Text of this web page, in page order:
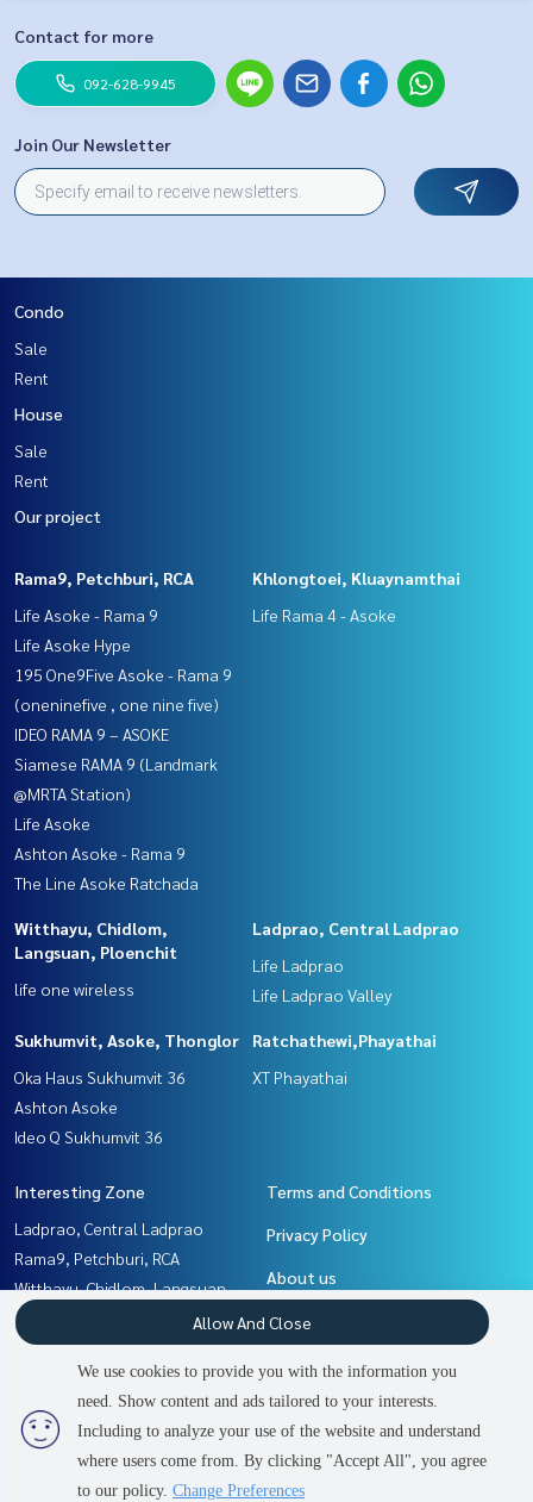
2 people are viewing
Contact us
Contact for more
092-628-9945
Join Our Newsletter
Condo
Sale
Rent
House
Sale
Rent
Our project
Rama9, Petchburi, RCA
Life Asoke - Rama 9
Life Asoke Hype
195 One9Five Asoke - Rama 9
(oneninefive , one nine five)
IDEO RAMA 9 – ASOKE
Siamese RAMA 9 (Landmark
@MRTA Station)
Life Asoke
Ashton Asoke - Rama 9
The Line Asoke Ratchada
Khlongtoei, Kluaynamthai
Life Rama 4 - Asoke
Witthayu, Chidlom,
Langsuan, Ploenchit
life one wireless
Ladprao, Central Ladprao
Life Ladprao
Life Ladprao Valley
Sukhumvit, Asoke, Thonglor
Oka Haus Sukhumvit 36
Ashton Asoke
Ideo Q Sukhumvit 36
Ratchathewi,Phayathai
XT Phayathai
Interesting Zone
Ladprao, Central Ladprao
Rama9, Petchburi, RCA
Witthayu, Chidlom, Langsuan,
Ploenchit
Sukhumvit, Asoke, Thonglor
Ratchathewi,Phayathai
Khlongtoei, Kluaynamthai
Terms and Conditions
Privacy Policy
About us
How to sale-rent
Contact
Power byLivinginsider.com
We use cookies to provide you with the information you
need. Show content and ads tailored to your interests.
Including to analyze your use of the website and understand
where users come from. By clicking "Accept All", you agree
to our policy. Change Preferences
Allow And Close